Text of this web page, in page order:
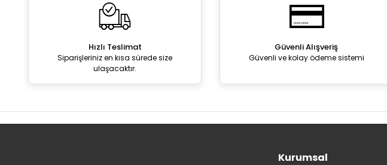
Hızlı Teslimat
Siparişleriniz en kısa sürede size
ulaşacaktır.
Güvenli Alışveriş
Güvenli ve kolay ödeme sistemi
Kurumsal